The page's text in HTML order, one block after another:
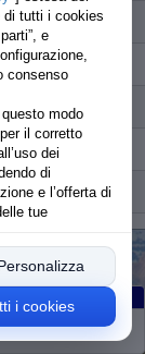
NON partito
partito
partito
partito
partito
partito
Rimanenti:0
tutti i cookies
e
consenso
modo
il corretto
dei
di
e l’offerta di
tue
i cookies